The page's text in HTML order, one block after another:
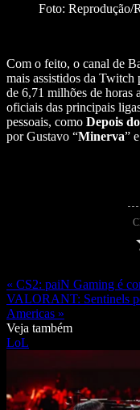
Foto: Reprodução/
Com o feito, o canal de
mais assistidos da Twitch
de 6,71 milhões de horas
oficiais das principais
pessoais, como Depois
por Gustavo “Minerva”
« CS2: paiN Gaming é
VALORANT: Sentinels
Americas »
Veja também
LoL